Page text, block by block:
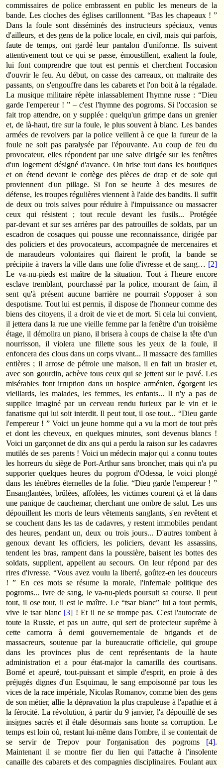
commissaires de police embrassent en public les meneurs de la
bande. Les cloches des églises carillonnent. “Bas les chapeaux ! ”
Dans la foule sont disséminés des instructeurs spéciaux, venus
d'ailleurs, et des gens de la police locale, en civil, mais qui parfois,
faute de temps, ont gardé leur pantalon d'uniforme. Ils suivent
attentivement tout ce qui se passe, émoustillent, exaltent la foule,
lui font comprendre que tout est permis et cherchent l'occasion
d'ouvrir le feu. Au début, on casse des carreaux, on maltraite des
passants, on s'engouffre dans les cabarets et l'on boit à la régalade.
La musique militaire répète inlassablement l'hymne russe : “Dieu
garde l'empereur ! ” – c'est l'hymne des pogroms. Si l'occasion se
fait trop attendre, on y supplée : quelqu'un grimpe dans un grenier
et, de là‑haut, tire sur la foule, le plus souvent à blanc. Les bandes
armées de revolvers par la police veillent à ce que la fureur de la
foule ne soit pas paralysée par l'épouvante. Au coup de feu du
provocateur, elles répondent par une salve dirigée sur les fenêtres
d'un logement désigné d'avance. On brise tout dans les boutiques
et on étend devant le cortège des pièces de drap et de soie qui
proviennent d'un pillage. Si l'on se heurte à des mesures de
défense, les troupes régulières viennent à l'aide des bandits. Il suffit
de deux ou trois salves pour réduire à l'impuissance ou massacrer
ceux qui résistent ; tout recule devant les fusils... Protégée
par‑devant et sur ses arrières par des patrouilles de soldats, par un
escadron de cosaques qui pousse une reconnaissance, dirigée par
des policiers et des provocateurs, accompagnée de mercenaires et
de maraudeurs volontaires qui flairent le profit, la bande se
précipite à travers la ville dans une folie d'ivresse et de sang… [2]
Le va‑nu‑pieds est maître de la situation. Tout à l'heure encore
esclave tremblant, pourchassé par la police, mourant de faim, il
sent qu'à présent aucune barrière ne pourrait s'opposer à son
despotisme. Tout lui est permis, il dispose de l'honneur comme des
biens des citoyens, il a droit de vie et de mort. Si cela lui convient,
il jettera dans la rue une vieille femme par la fenêtre d'un troisième
étage, il démolira un piano, il brisera à coups de chaise la tête d'un
nourrisson, il violera une fillette sous les yeux de la foule, il
enfoncera des clous dans un corps vivant... Il massacre des familles
entières ; il arrose de pétrole une maison, il en fait un brasier et,
avec son gourdin, achève tous ceux qui se jettent sur le pavé. Les
misérables font irruption dans un hospice arménien, égorgent les
vieillards, les malades, les femmes, les enfants... Il n'y a pas de
supplice imaginé par un cerveau rendu furieux par le vin et le
fanatisme qui lui soit interdit. Il peut tout, il ose tout... “Dieu garde
l'empereur ! ” Voici un jeune homme qui a vu la mort de tout près
et dont les cheveux, en quelques minutes, sont devenus blancs !
Voici un garçonnet de dix ans qui a perdu la raison sur les cadavres
mutilés de ses parents ! Voici un médecin major qui a connu toutes
les horreurs du siège de Port‑Arthur sans broncher, mais qui n'a pu
supporter quelques heures du pogrom d'Odessa, le voici plongé
dans les ténèbres éternelles de la folie. “Dieu garde l'empereur ! ”
Ensanglantées, brûlées, affolées, les victimes courent çà et là dans
une panique de cauchemar, cherchant une ombre de salut. Les uns
dépouillent les morts de leurs vêtements sanglants, s'en revêtent et
se couchent dans les tas de cadavres, y restent immobiles pendant
des heures, pendant un, deux ou trois jours... D'autres tombent à
genoux devant les officiers, les policiers, devant les assassins,
tendent les bras, rampent dans la poussière, baisent les bottes des
soldats, supplient, appellent au secours. On leur répond par des
rires d'ivresse. “Vous avez voulu la liberté, goûtez‑en les douceurs
! ” En ces mots se résume la morale, l'infernale politique des
pogroms... Ivre de sang, le va‑nu‑pieds poursuit sa course. Il peut
tout, il ose tout, il est le maître. Le “tsar blanc” lui a tout permis,
vive le tsar blanc [3] ! Et il ne se trompe pas. C'est l'autocrate de
toute la Russie, et pas un autre, qui sert de protecteur suprême à
cette camorra à demi gouvernementale de brigands et de
massacreurs, soutenue par la bureaucratie officielle, qui groupe
dans les provinces plus de cent représentants de la haute
administration et a pour état‑major la camarilla des courtisans.
Borné et apeuré, tout‑puissant et simple d'esprit, en proie à des
préjugés dignes d'un Esquimau, le sang empoisonné par tous les
vices de la race impériale, Nicolas Romanov, comme bien des gens
de son métier, allie la dépravation la plus crapuleuse à l'apathie et à
la férocité. La révolution, à partir du 9 janvier, l'a dépouillé de ses
insignes sacrés et il étale désormais sans honte sa corruption. Le
temps est loin où, restant lui‑même dans l'ombre, il se contentait de
se servir de Trepov pour l'organisation des pogroms [4].
Maintenant il se montre fier du lien qui l'attache à l'insolente
canaille des cabarets et des compagnies disciplinaires. Foulant aux